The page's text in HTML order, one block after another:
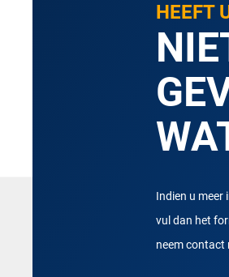
HEEFT
Indien u meer
vul dan het
neem contact